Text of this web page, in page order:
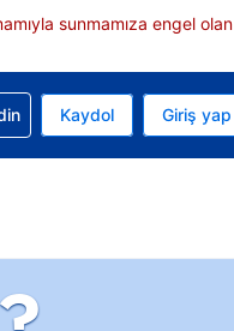
sunmamıza engel olan
Türk lirası
Türkçe
ilgili yardım alın
Kaydol Giriş yap